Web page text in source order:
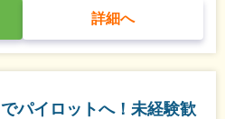
詳細へ
パイロットへ！未経験歓